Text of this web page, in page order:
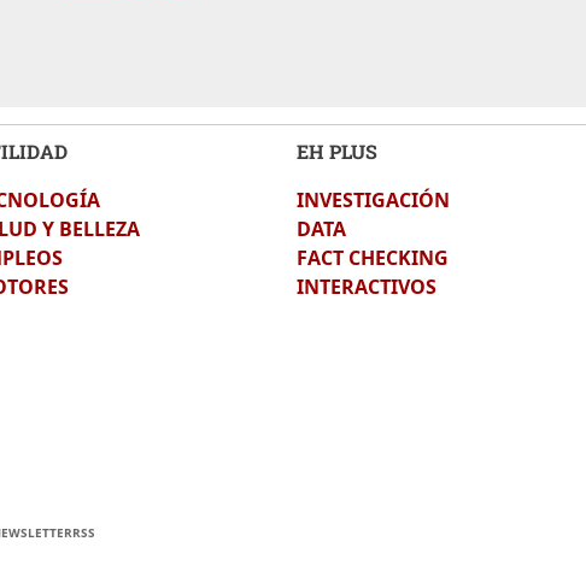
Y BELLEZA
EH PLUS
INVESTIGACIÓN
DATA
FACT CHECKING
INTERACTIVOS
RSS